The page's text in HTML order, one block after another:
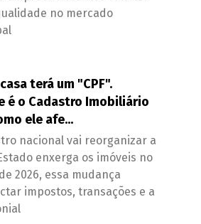
no mercado
terá um "CPF".
é o Cadastro Imobiliário
ele afe...
nacional vai reorganizar a
enxerga os imóveis no
2026, essa mudança
impostos, transações e a